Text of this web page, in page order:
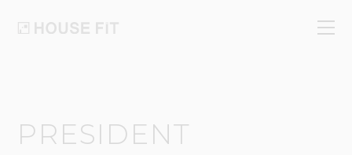
PRESIDENT